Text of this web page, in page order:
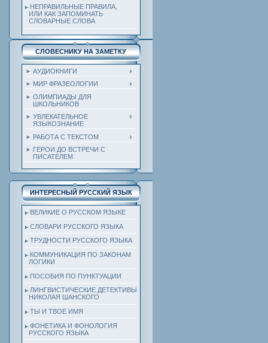
НЕПРАВИЛЬНЫЕ ПРАВИЛА,
ИЛИ КАК ЗАПОМИНАТЬ
СЛОВАРНЫЕ СЛОВА
СЛОВЕСНИКУ НА ЗАМЕТКУ
АУДИОКНИГИ
МИР ФРАЗЕОЛОГИИ
ОЛИМПИАДЫ ДЛЯ
ШКОЛЬНИКОВ
УВЛЕКАТЕЛЬНОЕ
ЯЗЫКОЗНАНИЕ
РАБОТА С ТЕКСТОМ
ГЕРОИ ДО ВСТРЕЧИ С
ПИСАТЕЛЕМ
ИНТЕРЕСНЫЙ РУССКИЙ ЯЗЫК
ВЕЛИКИЕ О РУССКОМ ЯЗЫКЕ
СЛОВАРИ РУССКОГО ЯЗЫКА
ТРУДНОСТИ РУССКОГО ЯЗЫКА
КОММУНИКАЦИЯ ПО ЗАКОНАМ
ЛОГИКИ
ПОСОБИЯ ПО ПУНКТУАЦИИ
ЛИНГВИСТИЧЕСКИЕ ДЕТЕКТИВЫ
НИКОЛАЯ ШАНСКОГО
ТЫ И ТВОЕ ИМЯ
ФОНЕТИКА И ФОНОЛОГИЯ
РУССКОГО ЯЗЫКА